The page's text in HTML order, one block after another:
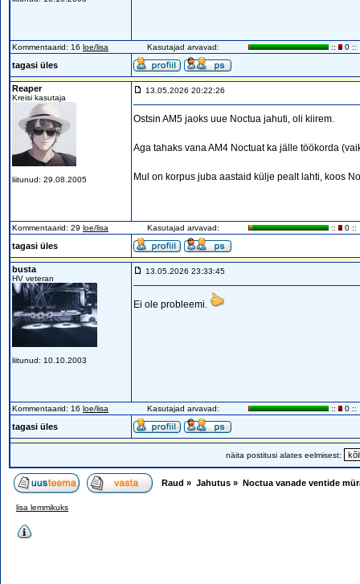
Kommentaarid: 16 loe/lisa Kasutajad arvavad: :: 0 ::
tagasi üles
Reaper
Kreisi kasutaja
liitunud: 29.08.2005
13.05.2026 20:22:26
Ostsin AM5 jaoks uue Noctua jahuti, oli kiirem.
Aga tahaks vana AM4 Noctuat ka jälle töökorda
Mul on korpus juba aastaid külje pealt lahti, koos
Kommentaarid: 29 loe/lisa Kasutajad arvavad: :: 0 ::
tagasi üles
busta
HV veteran
liitunud: 10.10.2003
13.05.2026 23:33:45
Ei ole probleemi.
Kommentaarid: 16 loe/lisa Kasutajad arvavad: :: 0 ::
tagasi üles
näita postitusi alates eelmisest:
Raud » Jahutus » Noctua vanade ventide
lisa lemmikuks